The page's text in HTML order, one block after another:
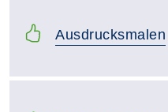
Ausdrucksmalen